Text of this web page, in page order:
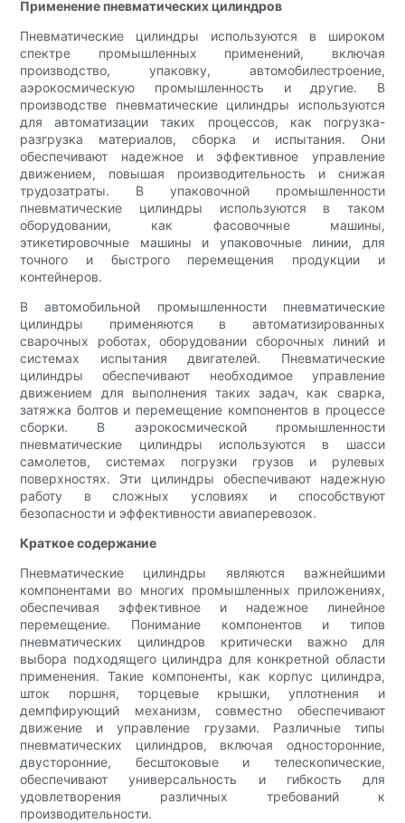
Применение пневматических цилиндров
Пневматические цилиндры используются в широком
спектре промышленных применений, включая
производство, упаковку, автомобилестроение,
аэрокосмическую промышленность и другие. В
производстве пневматические цилиндры используются
для автоматизации таких процессов, как погрузка-
разгрузка материалов, сборка и испытания. Они
обеспечивают надежное и эффективное управление
движением, повышая производительность и снижая
трудозатраты. В упаковочной промышленности
пневматические цилиндры используются в таком
оборудовании, как фасовочные машины,
этикетировочные машины и упаковочные линии, для
точного и быстрого перемещения продукции и
контейнеров.
В автомобильной промышленности пневматические
цилиндры применяются в автоматизированных
сварочных роботах, оборудовании сборочных линий и
системах испытания двигателей. Пневматические
цилиндры обеспечивают необходимое управление
движением для выполнения таких задач, как сварка,
затяжка болтов и перемещение компонентов в процессе
сборки. В аэрокосмической промышленности
пневматические цилиндры используются в шасси
самолетов, системах погрузки грузов и рулевых
поверхностях. Эти цилиндры обеспечивают надежную
работу в сложных условиях и способствуют
безопасности и эффективности авиаперевозок.
Краткое содержание
Пневматические цилиндры являются важнейшими
компонентами во многих промышленных приложениях,
обеспечивая эффективное и надежное линейное
перемещение. Понимание компонентов и типов
пневматических цилиндров критически важно для
выбора подходящего цилиндра для конкретной области
применения. Такие компоненты, как корпус цилиндра,
шток поршня, торцевые крышки, уплотнения и
демпфирующий механизм, совместно обеспечивают
движение и управление грузами. Различные типы
пневматических цилиндров, включая односторонние,
двусторонние, бесштоковые и телескопические,
обеспечивают универсальность и гибкость для
удовлетворения различных требований к
производительности.